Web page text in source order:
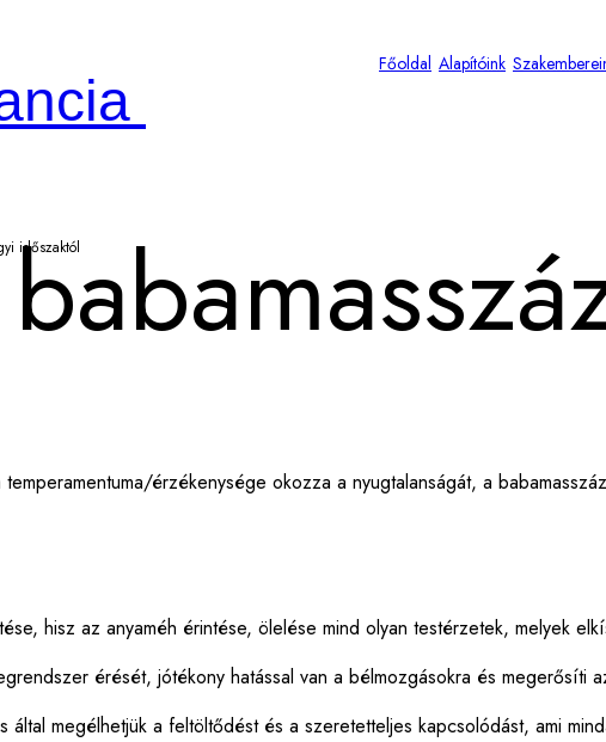
időszaktól
Főoldal Alapítóink
érzékenysége okozza a nyugtalanságát, a
hisz az anyaméh érintése, ölelése mind olyan testérzetek, melyek
érését, jótékony hatással van a bélmozgásokra és megerősíti
megélhetjük a feltöltődést és a szeretetteljes kapcsolódást, ami